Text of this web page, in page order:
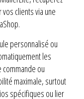
clients via une
personnalisé ou
les
ou
maximale, surtout
spécifiques ou lier